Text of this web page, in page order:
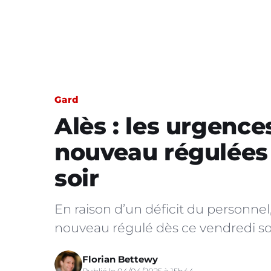
Gard
Alès : les
nouveau
soir
En raison d’un déficit du
nouveau régulé dès ce vendredi
Florian Bettewy